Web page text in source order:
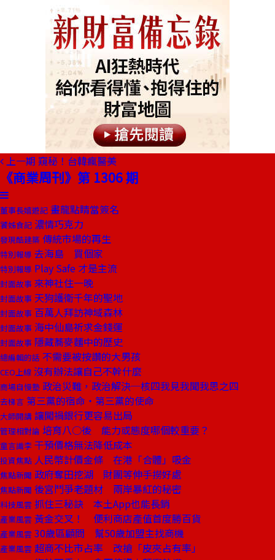
上一期 窺秘！台韓瘋醫美
《商業周刊》第 1306 期
董事長嬉遊記 畫龍點睛當簽名
饕姊食記 濃情巧克力
發現酷建築 傳統市場的再生
特別報導 去海島 買個家
特別報導 Play Safe 才是主流
封面故事 來神社住一晚
封面故事 天狗護衛千年的聖地
封面故事 百萬人拜訪神域森林
封面故事 海中仙島祈求金錢運
封面故事 隱藏蕎麥麵中的歷史
總編輯的話 不需要被按讚的大男孩
CEO上線 沒有辦法讓自己不幹什麼
商場自慢塾 政治災難，政治解決─核四我見我聞我思之四
去梯言 第三黨的宿命‧第三黨的使命
大師開講 讓闖禍銀行更容易出局
管理相對論 培育八○後 能力或態度哪個較重要？
童言識李 干預價格無法降低成本
投資焦點 人民幣計價金條 在港「合體」吸金
焦點新聞 政府奪田挖湖 財團等伸手撈好處
焦點新聞 後宮鬥爭老題材 兩岸暴紅的秘密
科技風雲 抓住三秘訣 本土App也能長銷
產業風雲 黃金交叉！ 便利商店產值首度勝百貨
產業風雲 30歲區顧問 幫50歲加盟主找商機
產業風雲 超商不比市占率 改搶「皮夾占有率」